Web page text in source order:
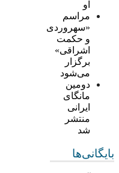
او
مراسم
«سهروردی
و حکمت
اشراقی»
برگزار
می‌شود
دومین
مانگای
ایرانی
منتشر
شد
بایگانی‌ها